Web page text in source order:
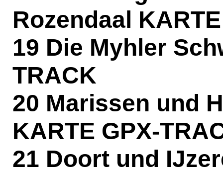
Rozendaal KARTE
19 Die Myhler
TRACK
20 Marissen und
KARTE GPX-
21 Doort und